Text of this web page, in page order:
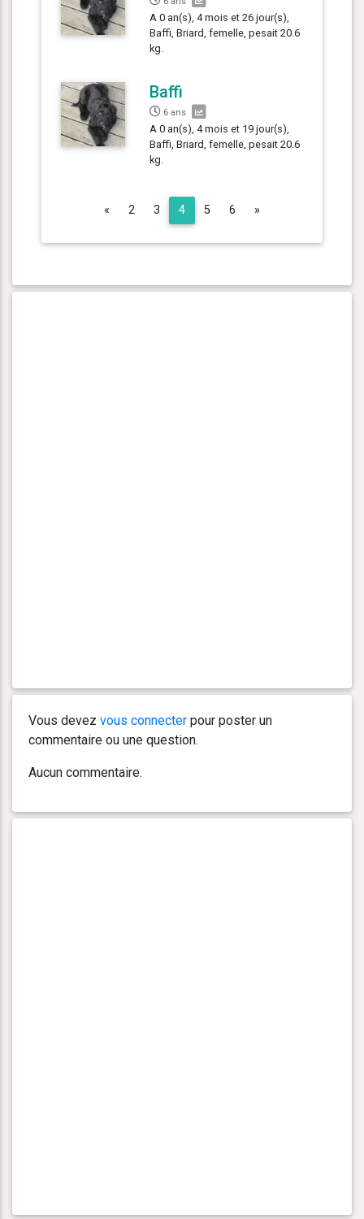
A 0 an(s), 4 mois et 26 jour(s),
Baffi, Briard, femelle, pesait 20.6
kg.
Baffi
6 ans
A 0 an(s), 4 mois et 19 jour(s),
Baffi, Briard, femelle, pesait 20.6
kg.
« Previous
2 3 4 5 6 »
Vous devez vous connecter pour poster un
commentaire ou une question.
Aucun commentaire.